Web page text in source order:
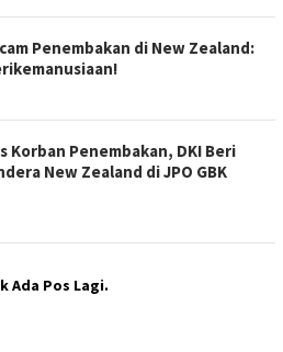
Penembakan di New Zealand:
Korban Penembakan, DKI Beri
New Zealand di JPO GBK
Ada Pos Lagi.